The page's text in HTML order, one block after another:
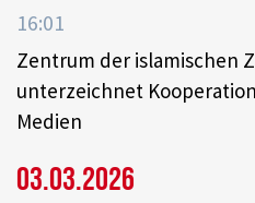
16:01
Zentrum der islamischen
unterzeichnet
Medien
03.03.2026